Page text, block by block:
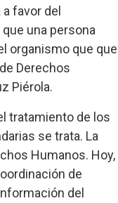
favor del
una persona
organismo que que
Derechos
Piérola.
tratamiento de los
se trata. La
Humanos. Hoy,
de
del